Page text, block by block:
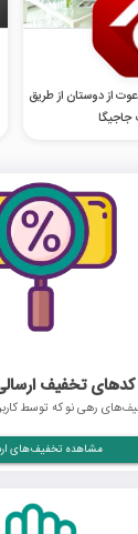
دعوت از دوستان از طریق
کدهای تخفیف
رهی نو که توسط
مشاهده تخفیف‌های